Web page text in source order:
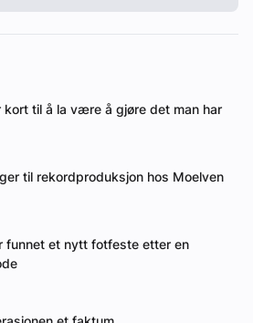
kort til å la være å gjøre det man har
til rekordproduksjon hos Moelven
funnet et nytt fotfeste etter en